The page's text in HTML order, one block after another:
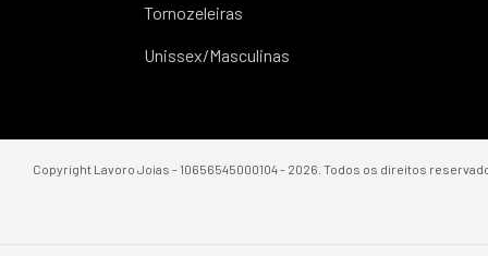
Tornozeleiras
Unissex/Masculinas
Copyright Lavoro Joias - 10656545000104 - 2026. Todos os direitos